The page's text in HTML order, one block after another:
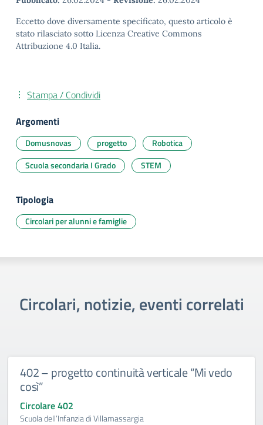
Eccetto dove diversamente specificato, questo articolo è
stato rilasciato sotto Licenza Creative Commons
Attribuzione 4.0 Italia.
Stampa / Condividi
Argomenti
Domusnovas progetto
Robotica
Scuola secondaria I Grado
STEM
Tipologia
Circolari per alunni e famiglie
Circolari, notizie, eventi correlati
402 – progetto continuità verticale “Mi vedo
così”
Circolare 402
Scuola dell’Infanzia di Villamassargia